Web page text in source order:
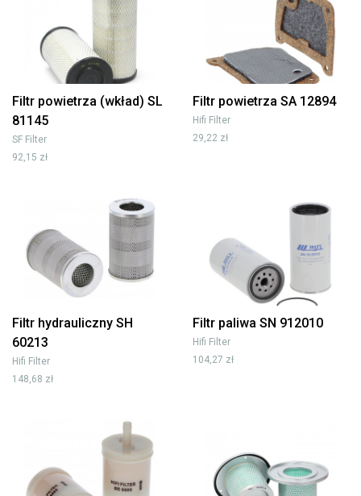
Filtr powietrza (wkład) SL
81145
SF Filter
92,15 zł
Filtr powietrza SA 12894
Hifi Filter
29,22 zł
Filtr hydrauliczny SH
60213
Hifi Filter
148,68 zł
Filtr paliwa SN 912010
Hifi Filter
104,27 zł